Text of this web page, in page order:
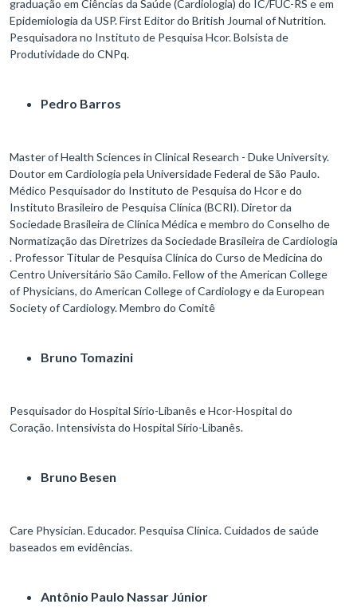
graduação em Ciências da Saúde (Cardiologia) do IC/FUC-RS e em
Epidemiologia da USP. First Editor do British Journal of Nutrition.
Pesquisadora no Instituto de Pesquisa Hcor. Bolsista de
Produtividade do CNPq.
Pedro Barros
Master of Health Sciences in Clinical Research - Duke University.
Doutor em Cardiologia pela Universidade Federal de São Paulo​.
Médico Pesquisador do Instituto de Pesquisa do Hcor e do
Instituto Brasileiro de Pesquisa Clínica (BCRI)​. Diretor da
Sociedade Brasileira de Clínica Médica e membro do Conselho de
Normatização das Diretrizes da Sociedade Brasileira de Cardiologia​
. Professor Titular de Pesquisa Clínica do Curso de Medicina do
Centro Universitário São Camilo​. Fellow of the American College
of Physicians, do American College of Cardiology e da European
Society of Cardiology. Membro do Comitê
Bruno Tomazini
Pesquisador do Hospital Sírio-Libanês e Hcor-Hospital do
Coração. Intensivista do Hospital Sírio-Libanês.​
Bruno Besen
Care Physician. Educador. Pesquisa Clínica. Cuidados de saúde
baseados em evidências.​
Antônio Paulo Nassar Júnior